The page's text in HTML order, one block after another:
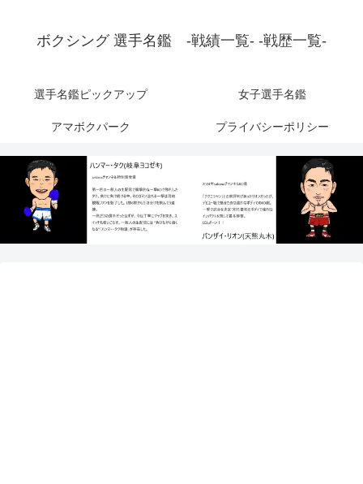
ボクシング 選手名鑑 -戦績一覧- -戦歴一覧-
選手名鑑ピックアップ 女子選手名鑑
アマボクパーク プライバシーポリシー